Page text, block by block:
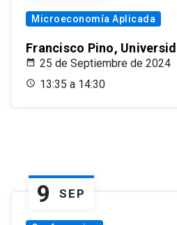
Microeconomía Aplicada
Francisco Pino,
25 de Septiembre de 2024
13:35 a 14:30
9 SEP